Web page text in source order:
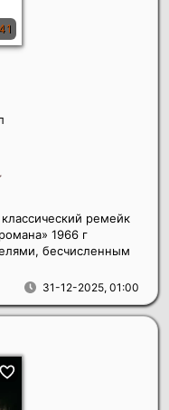
31-12-2025, 01:00
ремейк
1966 г
бесчисленным